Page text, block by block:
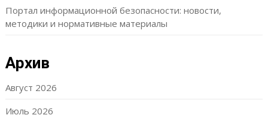
Портал информационной безопасности: новости,
методики и нормативные материалы
Архив
Август 2026
Июль 2026